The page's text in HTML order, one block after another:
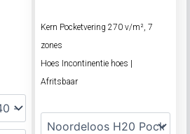
Kern Pocketvering 270 v/m², 7
zones
Hoes Incontinentie hoes |
Afritsbaar